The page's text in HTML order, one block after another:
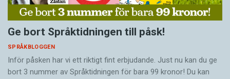
Ge bort Språktidningen till påsk!
SPRÅKBLOGGEN
Inför påsken har vi ett riktigt fint erbjudande. Just nu kan du ge
bort 3 nummer av Språktidningen för bara 99 kronor! Du kan